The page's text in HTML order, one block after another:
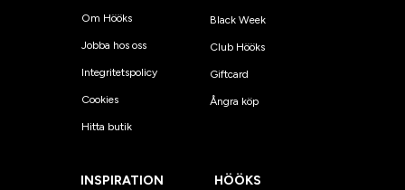
Om Hööks
Jobba hos oss
Integritetspolicy
Cookies
Hitta butik
Black Week
Club Hööks
Giftcard
Ångra köp
INSPIRATION
HÖÖKS